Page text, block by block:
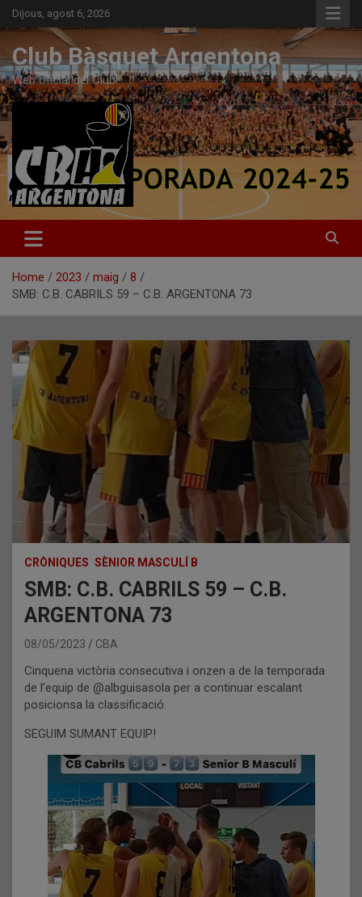
Skip
to
Dijous, agost 6, 2026
Club Bàsquet Argentona
Web oficial del Club
Home 2023 maig
8
SMB: C.B. CABRILS 59 – C.B. ARGENTONA 73
CRÒNIQUES SÈNIOR MASCULÍ B
SMB: C.B. CABRILS 59 – C.B.
ARGENTONA 73
08/05/2023 CBA
Cinquena victòria consecutiva i onzen a de la temporada
de l’equip de @albguisasola per a continuar escalant
posicionsa la classificació.
SEGUIM SUMANT EQUIP!